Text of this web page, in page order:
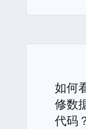
如何
修数
代码